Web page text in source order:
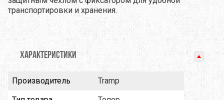
транспортировки и хранения.
ХАРАКТЕРИСТИКИ
Производитель
Tramp